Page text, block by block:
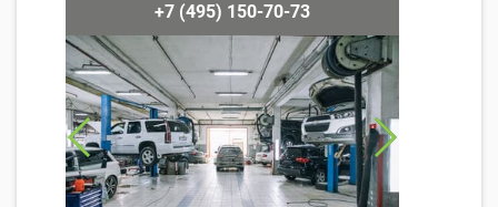
+7 (495) 150-70-73